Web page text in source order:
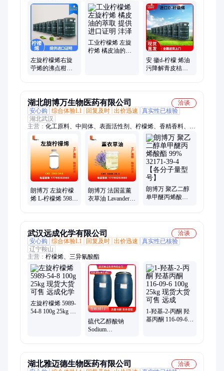
左旋柠檬烯右旋
苧烯的沸点柑橘
工业柠檬烯 左旋
柠烯 橘皮油的萃
安 徽d-柠檬 烯油
污降解青皮桔油
湖北朗博万生物医药有限公司
洽谈
安心购
综合体验L1 回复及时 出价迅速
真实性已核验
湖北武汉
主营： 化工原料、中间体、表面活性剂、柠檬烯、香精香料、催
化剂、硅油
朗博万 左旋柠檬
烯 L-柠檬烯 5989-
朗博万 法国蓝薰
衣草油 Lavander
朗博万 聚乙二醇
单甲醚丙烯酸酯
武汉远成化学有限公司
洽谈
安心购
综合体验L1 回复及时 出价迅速
真实性已核验
辽宁鞍山
主营： 柠檬烯、三异氰酸酯
左旋柠檬烯 5989-
54-8 100g 25kg 现
硫代乙醇酸钠
Sodium
1-羟基-2-丙酮 羟
基丙酮 116-09-6
湖北雅迈德生物医药有限公司
洽谈